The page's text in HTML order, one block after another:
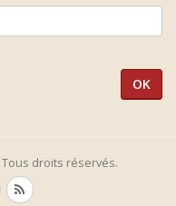
droits réservés.